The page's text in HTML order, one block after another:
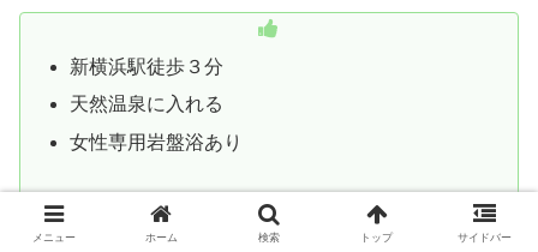
新横浜駅徒歩３分
天然温泉に入れる
女性専用岩盤浴あり
メニュー ホーム 検索 トップ サイドバー